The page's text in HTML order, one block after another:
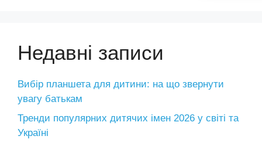
Недавні записи
Вибір планшета для дитини: на що звернути
увагу батькам
Тренди популярних дитячих імен 2026 у світі та
Україні